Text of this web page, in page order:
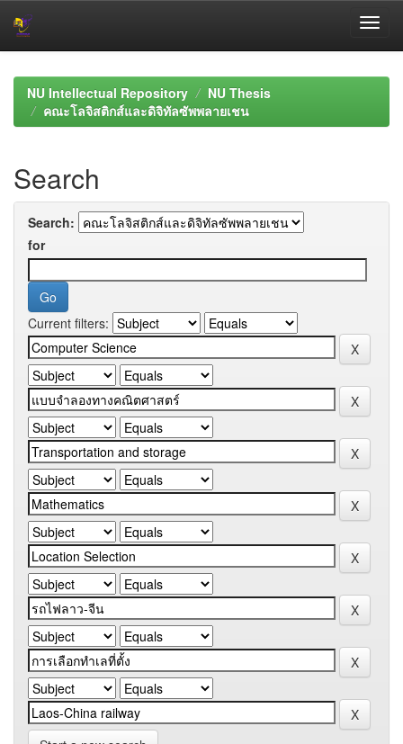
navigationNU Intellectual Repository
NU Thesis
คณะโลจิสติกส์และดิจิทัลซัพพลายเชน
Search
Search:
for
Current filters: